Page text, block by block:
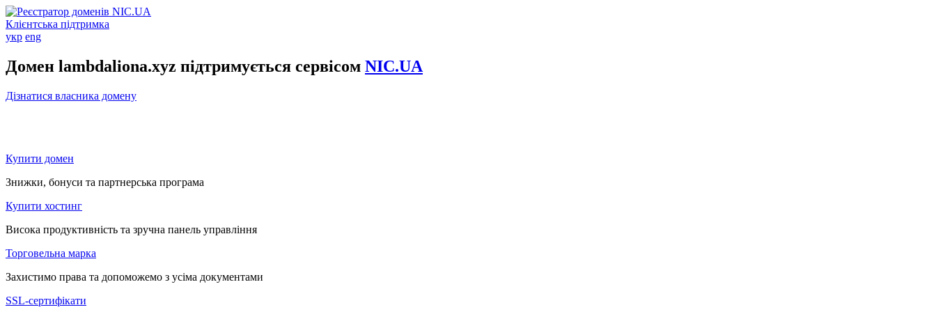
Клієнтська підтримка
укр eng
Домен lambdaliona.xyz підтримується сервісом NIC.UA
Дізнатися власника домену
Купити домен
Знижки, бонуси та партнерська програма
Купити хостинг
Висока продуктивність та зручна панель управління
Торговельна марка
Захистимо права та допоможемо з усіма документами
SSL-сертифікати